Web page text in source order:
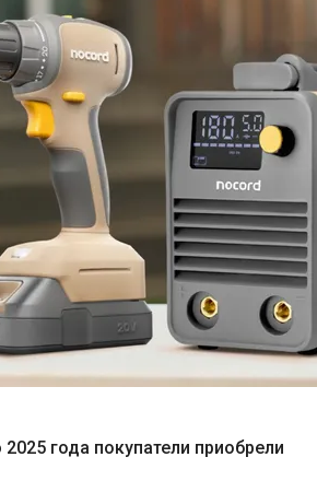
года покупатели приобрели